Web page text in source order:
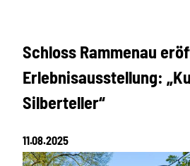
Schloss Rammenau
Erlebnisausstellung:
Silberteller“
11.08.2025